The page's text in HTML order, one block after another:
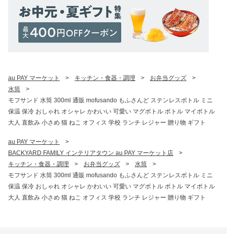
au PAY マーケット > キッチン・食器・調理 > お弁当グッズ
>
水筒
>
モフサンド 水筒 300ml 通販 mofusando もふさんど ステンレスボトル ミニ
保温 保冷 おしゃれ オシャレ かわいい 可愛い マグボトル ボトル マイボトル
大人 直飲み 小さめ 猫 ねこ オフィス 学校 ランチ レジャー 贈り物 ギフト
au PAY マーケット
>
BACKYARD FAMILY インテリアタウン au PAY マーケット店
>
キッチン・食器・調理
> お弁当グッズ > 水筒
>
モフサンド 水筒 300ml 通販 mofusando もふさんど ステンレスボトル ミニ
保温 保冷 おしゃれ オシャレ かわいい 可愛い マグボトル ボトル マイボトル
大人 直飲み 小さめ 猫 ねこ オフィス 学校 ランチ レジャー 贈り物 ギフト